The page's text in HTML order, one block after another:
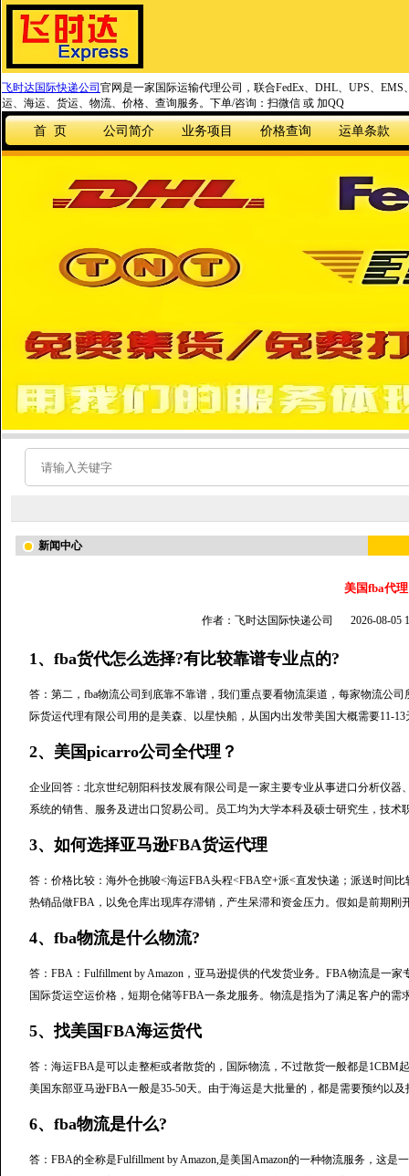
飞时达国际快递公司 官网是一家国际运输代理公司，联合FedEx、DHL、UPS、
运、海运、货运、物流、价格、查询服务。下单/咨询：扫微信 或 加QQ
首 页 公司简介 业务项目 价格查询 运单条款
新闻中心
美国fba代理
作者：飞时达国际快递公司 2026-08-05
1、fba货代怎么选择?有比较靠谱专业点的?
答：第二，fba物流公司到底靠不靠谱，我们重点要看物流渠道，每家物流公
际货运代理有限公司用的是美森、以星快船，从国内出发带美国大概需要11-
2、美国picarro公司全代理？
企业回答：北京世纪朝阳科技发展有限公司是一家主要专业从事进口分析仪
系统的销售、服务及进出口贸易公司。员工均为大学本科及硕士研究生，技术
3、如何选择亚马逊FBA货运代理
答：价格比较：海外仓挑唆<海运FBA头程<FBA空+派<直发快递；派送时间
热销品做FBA，以免仓库出现库存滞销，产生呆滞和资金压力。假如是前期刚
4、fba物流是什么物流?
答：FBA：Fulfillment by Amazon，亚马逊提供的代发货业务。FBA物流是一
国际货运空运价格，短期仓储等FBA一条龙服务。物流是指为了满足客户的
5、找美国FBA海运货代
答：海运FBA是可以走整柜或者散货的，国际物流，不过散货一般都是1CBM
美国东部亚马逊FBA一般是35-50天。由于海运是大批量的，都是需要预约以
6、fba物流是什么?
答：FBA的全称是Fulfillment by Amazon,是美国Amazon的一种物流服务，这